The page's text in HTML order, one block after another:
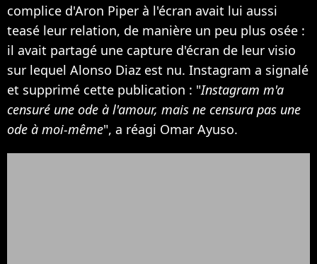
complice d'Aron Piper à l'écran avait lui aussi
teasé leur relation, de manière un peu plus osée :
il avait partagé une capture d'écran de leur visio
sur lequel Alonso Diaz est nu. Instagram a signalé
et supprimé cette publication : "Instagram m'a
censuré une ode à l'amour, mais ne censura pas une
ode à moi-même", a réagi Omar Ayuso.